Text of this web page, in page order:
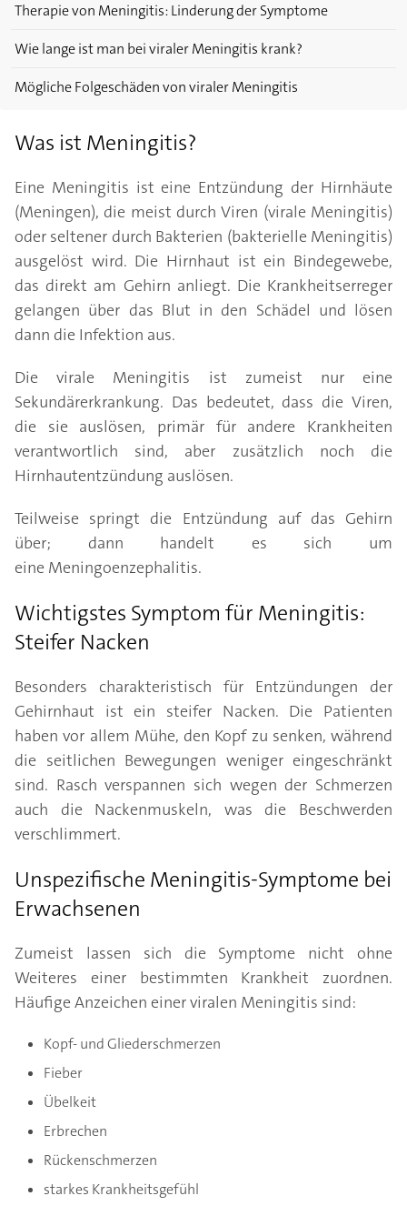
Therapie von Meningitis: Linderung der Symptome
Wie lange ist man bei viraler Meningitis krank?
Mögliche Folgeschäden von viraler Meningitis
Was ist Meningitis?
Eine Meningitis ist eine Entzündung der Hirnhäute
(Meningen), die meist durch Viren (virale Meningitis)
oder seltener durch Bakterien (bakterielle Meningitis)
ausgelöst wird. Die Hirnhaut ist ein Bindegewebe,
das direkt am Gehirn anliegt. Die Krankheitserreger
gelangen über das Blut in den Schädel und lösen
dann die Infektion aus.
Die virale Meningitis ist zumeist nur eine
Sekundärerkrankung. Das bedeutet, dass die Viren,
die sie auslösen, primär für andere Krankheiten
verantwortlich sind, aber zusätzlich noch die
Hirnhautentzündung auslösen.
Teilweise springt die Entzündung auf das Gehirn
über; dann handelt es sich um
eine Meningoenzephalitis.
Wichtigstes Symptom für Meningitis:
Steifer Nacken
Besonders charakteristisch für Entzündungen der
Gehirnhaut ist ein steifer Nacken. Die Patienten
haben vor allem Mühe, den Kopf zu senken, während
die seitlichen Bewegungen weniger eingeschränkt
sind. Rasch verspannen sich wegen der Schmerzen
auch die Nackenmuskeln, was die Beschwerden
verschlimmert.
Unspezifische Meningitis-Symptome bei
Erwachsenen
Zumeist lassen sich die Symptome nicht ohne
Weiteres einer bestimmten Krankheit zuordnen.
Häufige Anzeichen einer viralen Meningitis sind:
Kopf- und Gliederschmerzen
Fieber
Übelkeit
Erbrechen
Rückenschmerzen
starkes Krankheitsgefühl